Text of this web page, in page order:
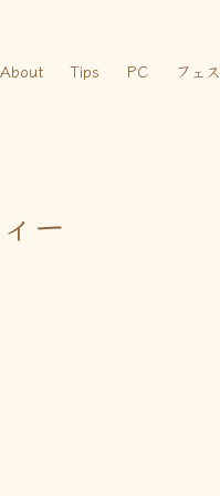
About Tips PC フェス
ー